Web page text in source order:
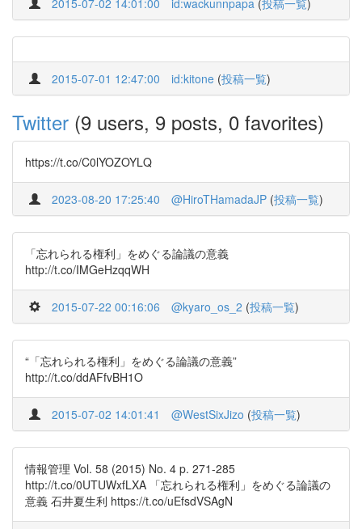
2015-07-02 14:01:00 id:wackunnpapa (投稿一覧)
2015-07-01 12:47:00 id:kitone (投稿一覧)
Twitter (9 users, 9 posts, 0 favorites)
https://t.co/C0lYOZOYLQ
2023-08-20 17:25:40 @HiroTHamadaJP (投稿一覧)
「忘れられる権利」をめぐる論議の意義
http://t.co/IMGeHzqqWH
2015-07-22 00:16:06 @kyaro_os_2 (投稿一覧)
“「忘れられる権利」をめぐる論議の意義”
http://t.co/ddAFfvBH1O
2015-07-02 14:01:41 @WestSixJizo (投稿一覧)
情報管理 Vol. 58 (2015) No. 4 p. 271-285
http://t.co/0UTUWxfLXA 「忘れられる権利」をめぐる論議の
意義 石井夏生利 https://t.co/uEfsdVSAgN